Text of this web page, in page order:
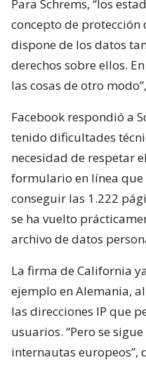
Para Schrems, “los
concepto de protección
dispone de los datos
derechos sobre ellos.
las cosas de otro
Facebook respondió a
tenido dificultades
necesidad de respetar
formulario en línea
conseguir las 1.222
se ha vuelto
archivo de datos
La firma de California
ejemplo en Alemania,
las direcciones IP que
usuarios. “Pero se
internautas europeos”,